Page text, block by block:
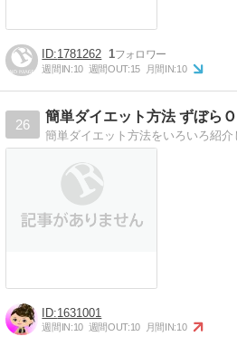
1781262 1
週間IN:10 週間OUT:15 月間IN:10
26
簡単ダイエット方法 ずぼら
1631001
週間IN:10 週間OUT:10 月間IN:10